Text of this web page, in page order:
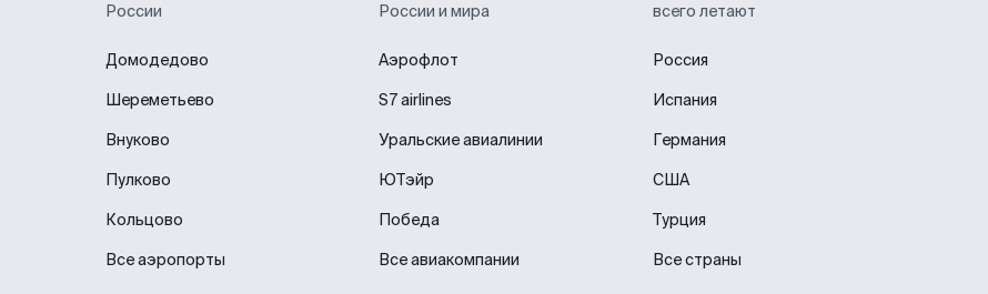
России
Домодедово
Шереметьево
Внуково
Пулково
Кольцово
Все аэропорты
России и мира
Аэрофлот
S7 airlines
Уральские авиалинии
ЮТэйр
Победа
Все авиакомпании
всего летают
Россия
Испания
Германия
США
Турция
Все страны